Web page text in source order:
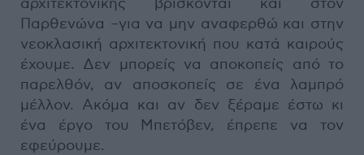
Παρθενώνα –για να μην αναφερθώ και στην
νεοκλασική αρχιτεκτονική που κατά καιρούς
έχουμε. Δεν μπορείς να αποκοπείς από το
παρελθόν, αν αποσκοπείς σε ένα λαμπρό
μέλλον. Ακόμα και αν δεν ξέραμε έστω κι
ένα έργο του Μπετόβεν, έπρεπε να τον
εφεύρουμε.